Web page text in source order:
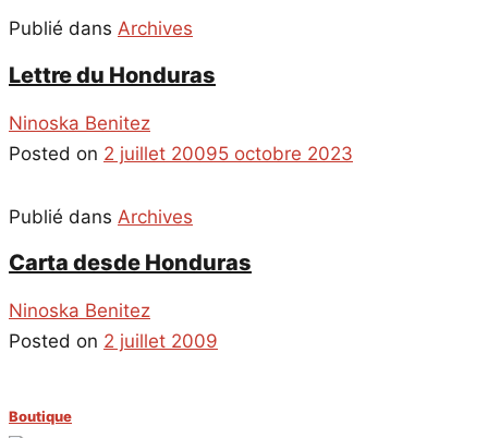
Publié dans Archives
Lettre du Honduras
Ninoska Benitez
Posted on 2 juillet 20095 octobre 2023
Publié dans Archives
Carta desde Honduras
Ninoska Benitez
Posted on 2 juillet 2009
Boutique